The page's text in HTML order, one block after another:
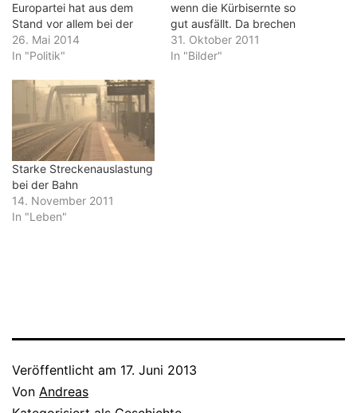
Europartei hat aus dem
Stand vor allem bei der
Europawahl tatsächlich ein
erstaunliches Ergebnis
sie gar mit 12,8 Prozent
nach dem schwäbischen
Pforzheim das zweitbeste
Ergebnis überhaupt in
Deutschland. In der
Region, in der das…
26. Mai 2014
In "Politik"
wenn die Kürbisernte so
gut ausfällt. Da brechen
dann auch die Dämme des
Reformationstages...
31. Oktober 2011
In "Bilder"
Starke Streckenauslastung
bei der Bahn
14. November 2011
In "Leben"
Veröffentlicht am 17. Juni 2013
Von Andreas